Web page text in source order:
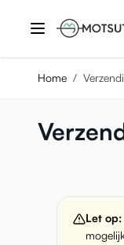
Home /
Let op: